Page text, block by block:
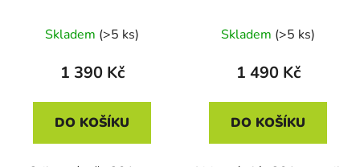
Skladem (>5 ks)
1 390 Kč
DO KOŠÍKU
Skladem (>5 ks)
1 490 Kč
DO KOŠÍKU